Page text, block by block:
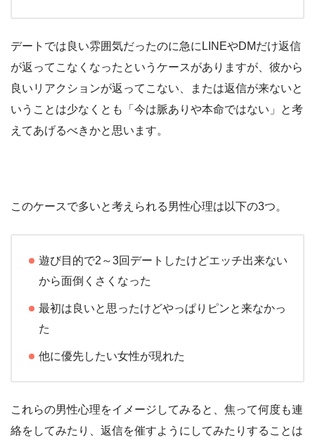
デートでは良い雰囲気だったのに急にLINEやDMだけ返信
が返ってこなくなったというケースがありますが、彼から
良いリアクションが返ってこない、または返信が来ないと
いうことは少なくとも「今は脈ありや本命ではない」と考
えてあげるべきかと思います。
このケースで多いと考えられる男性心理は以下の3つ。
遊び目的で2～3回デートしたけどエッチ出来ない
から面倒くさくなった
最初は良いと思ったけどやっぱりピンと来なかっ
た
他に優先したい女性が現れた
これらの男性心理をイメージしてみると、焦って何度も連
絡をしてみたり、返信を催すようにしてみたりすることは